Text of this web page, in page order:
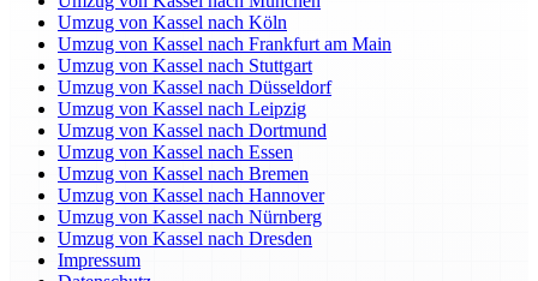
Umzug von Kassel nach Köln
Umzug von Kassel nach Frankfurt am Main
Umzug von Kassel nach Stuttgart
Umzug von Kassel nach Düsseldorf
Umzug von Kassel nach Leipzig
Umzug von Kassel nach Dortmund
Umzug von Kassel nach Essen
Umzug von Kassel nach Bremen
Umzug von Kassel nach Hannover
Umzug von Kassel nach Nürnberg
Umzug von Kassel nach Dresden
Impressum